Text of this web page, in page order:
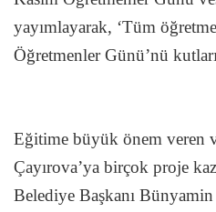
yayımlayarak, ‘Tüm
Öğretmenler Günü’nü
Eğitime büyük önem veren
Çayırova’ya birçok proje
Belediye Başkanı